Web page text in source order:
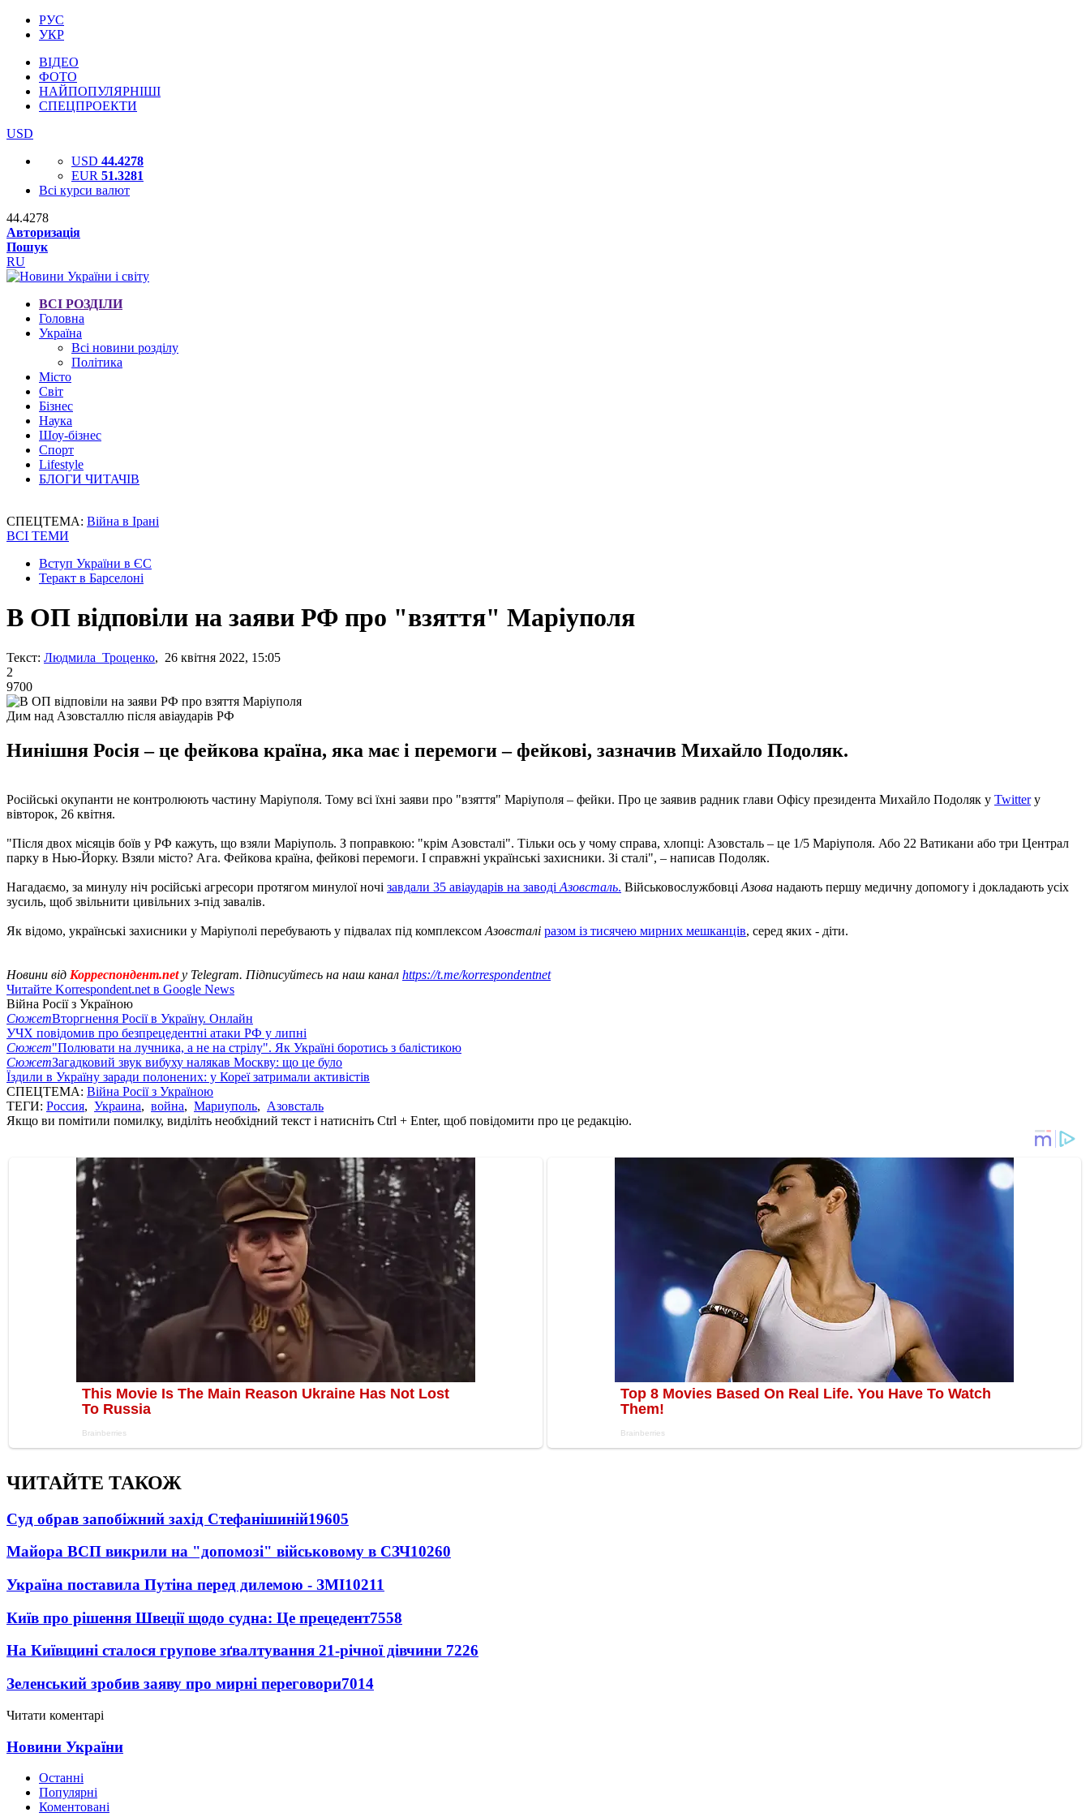
РУС
УКР
ВІДЕО
ФОТО
НАЙПОПУЛЯРНІШІ
СПЕЦПРОЕКТИ
USD
USD 44.4278
EUR 51.3281
Всі курси валют
44.4278
Авторизація
Пошук
RU
ВСІ РОЗДІЛИ
Головна
Україна
Всі новини розділу
Політика
Місто
Світ
Бізнес
Наука
Шоу-бізнес
Спорт
Lifestyle
БЛОГИ ЧИТАЧІВ
СПЕЦТЕМА: Війна в Ірані
ВСІ ТЕМИ
Вступ України в ЄС
Теракт в Барселоні
В ОП відповіли на заяви РФ про "взяття" Маріуполя
Текст: Людмила Троценко, 26 квітня 2022, 15:05
2
9700
Дим над Азовсталлю після авіаударів РФ
Нинішня Росія – це фейкова країна, яка має і перемоги – фейкові, зазначив Михайло Подоляк.
Російські окупанти не контролюють частину Маріуполя. Тому всі їхні заяви про "взяття" Маріуполя – фейки. Про це заявив радник глави Офісу президента Михайло Подоляк у Twitterу
вівторок, 26 квітня.
"Після двох місяців боїв у РФ кажуть, що взяли Маріуполь. З поправкою: "крім Азовсталі". Тільки ось у чому справа, хлопці: Азовсталь – це 1/5 Маріуполя. Або 22 Ватикани або три Централ
парку в Нью-Йорку. Взяли місто? Ага. Фейкова країна, фейкові перемоги. І справжні українські захисники. Зі сталі", – написав Подоляк.
Нагадаємо, за минулу ніч російські агресори протягом минулої ночі завдали 35 авіаударів на заводі Азовсталь. Військовослужбовці Азова надають першу медичну допомогу і докладають усіх
зусиль, щоб звільнити цивільних з-під завалів.
Як відомо, українські захисники у Маріуполі перебувають у підвалах під комплексом Азовсталі разом із тисячею мирних мешканців, серед яких - діти.
Новини від Корреспондент.netу Telegram. Підписуйтесь на наш канал https://t.me/korrespondentnet
Читайте Korrespondent.net в Google News
Війна Росії з Україною
СюжетВторгнення Росії в Україну. Онлайн
УЧХ повідомив про безпрецедентні атаки РФ у липні
Сюжет"Полювати на лучника, а не на стрілу". Як Україні боротись з балістикою
СюжетЗагадковий звук вибуху налякав Москву: що це було
Їздили в Україну заради полонених: у Кореї затримали активістів
СПЕЦТЕМА: Війна Росії з Україною
ТЕГИ: Россия, Украина, война, Мариуполь, Азовсталь
Якщо ви помітили помилку, виділіть необхідний текст і натисніть Ctrl + Enter, щоб повідомити про це редакцію.
ЧИТАЙТЕ ТАКОЖ
Суд обрав запобіжний захід Стефанішиній19605
Майора ВСП викрили на "допомозі" військовому в СЗЧ10260
Україна поставила Путіна перед дилемою - ЗМІ10211
Київ про рішення Швеції щодо судна: Це прецедент7558
На Київщині сталося групове зґвалтування 21-річної дівчини 7226
Зеленський зробив заяву про мирні переговори7014
Читати коментарі
Новини України
Останні
Популярні
Коментовані